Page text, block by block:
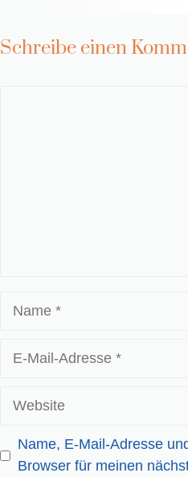
Schreibe einen
Website
Name, E-Mail-Adresse
Browser für meinen